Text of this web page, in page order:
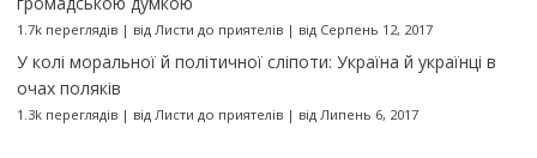
1.7k переглядів| від Листи до приятелів| від Серпень 12, 2017
У колі моральної й політичної сліпоти: Україна й українці в
очах поляків
1.3k переглядів| від Листи до приятелів| від Липень 6, 2017